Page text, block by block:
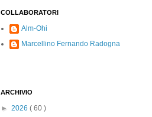
COLLABORATORI
Alm-Ohi
Marcellino Fernando Radogna
ARCHIVIO
► 2026 ( 60 )